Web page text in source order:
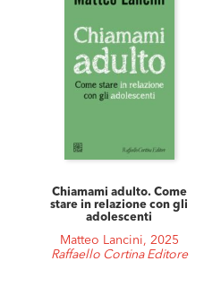
Chiamami adulto. Come
stare in relazione con gli
adolescenti
Matteo Lancini, 2025
Raffaello Cortina Editore